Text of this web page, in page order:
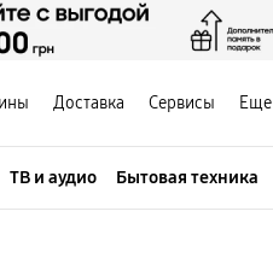
Доставка Сервисы Еще
ТВ и аудио Бытовая техника